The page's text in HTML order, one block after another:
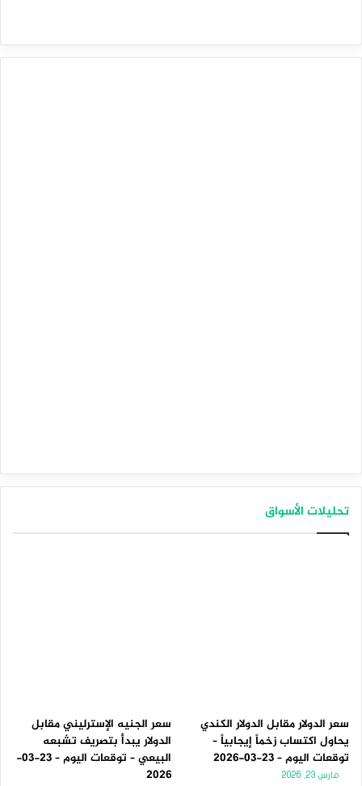
تحليلات الأسواق
سعر الدولار مقابل الدولار الكندي
يحاول اكتساب زخماً إيجابياً –
توقعات اليوم – 23-03-2026
مارس 23, 2026
سعر الجنيه الإسترليني مقابل
الدولار يبدأ بتصريف تشبعه
البيعي – توقعات اليوم – 23-03-
2026